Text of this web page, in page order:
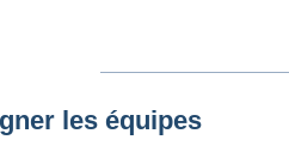
les équipes